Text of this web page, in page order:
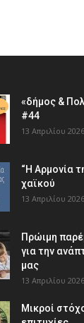
«δήμος &
#44
13 Απριλίου 2026
“Η Αρμονία
χαϊκού
13 Απριλίου 2026
Πρώιμη
για την
µας
13 Απριλίου 2026
Μικροί